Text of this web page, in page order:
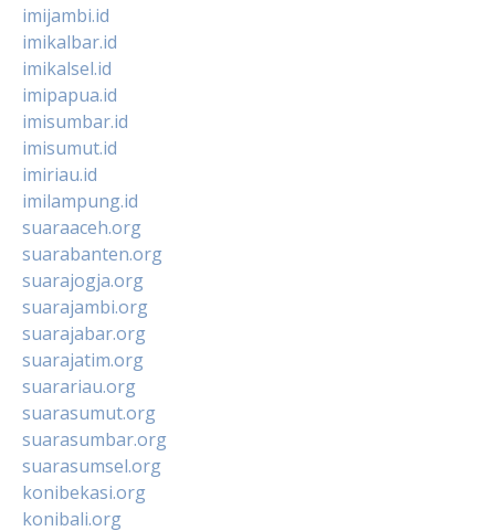
imijambi.id
imikalbar.id
imikalsel.id
imipapua.id
imisumbar.id
imisumut.id
imiriau.id
imilampung.id
suaraaceh.org
suarabanten.org
suarajogja.org
suarajambi.org
suarajabar.org
suarajatim.org
suarariau.org
suarasumut.org
suarasumbar.org
suarasumsel.org
konibekasi.org
konibali.org